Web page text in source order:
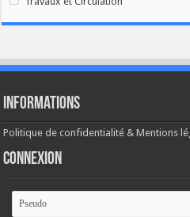
Informations
Politique de confidentialité & Mentions
Connexion